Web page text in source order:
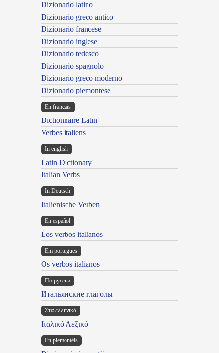
Dizionario latino
Dizionario greco antico
Dizionario francese
Dizionario inglese
Dizionario tedesco
Dizionario spagnolo
Dizionario greco moderno
Dizionario piemontese
En français
Dictionnaire Latin
Verbes italiens
In english
Latin Dictionary
Italian Verbs
In Deutsch
Italienische Verben
En español
Los verbos italianos
Em portugues
Os verbos italianos
По русски
Итальянские глаголы
Στα ελληνικά
Ιταλικό Λεξικό
Ën piemontèis